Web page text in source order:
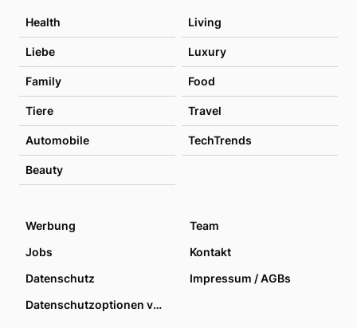
Health Living
Liebe Luxury
Family Food
Tiere Travel
Automobile TechTrends
Beauty
Werbung
Team
Jobs
Kontakt
Datenschutz
Impressum / AGBs
Datenschutzoptionen verwalten